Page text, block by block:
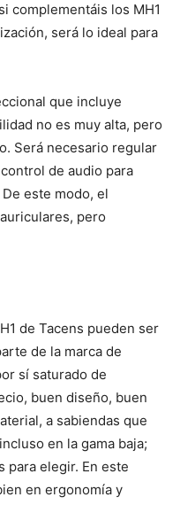
complementáis los MH1
será lo ideal para
que incluye
no es muy alta, pero
Será necesario regular
de audio para
este modo, el
pero
de Tacens pueden ser
de la marca de
sí saturado de
buen diseño, buen
a sabiendas que
en la gama baja;
para elegir. En este
en ergonomía y